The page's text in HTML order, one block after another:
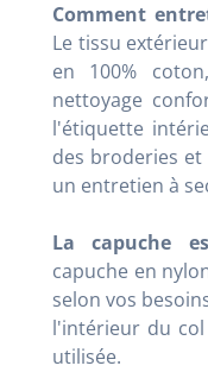
Comment
Le tissu
en 100%
nettoyage
l'étiquette
des broderies
un entretien à
La capuche
capuche en
selon vos
l'intérieur du
utilisée.